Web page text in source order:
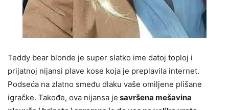
Teddy bear blonde je super slatko ime datoj toploj i
prijatnoj nijansi plave kose koja je preplavila internet.
Podseća na zlatno smeđu dlaku vaše omiljene plišane
igračke. Takođe, ova nijansa je savršena mešavina